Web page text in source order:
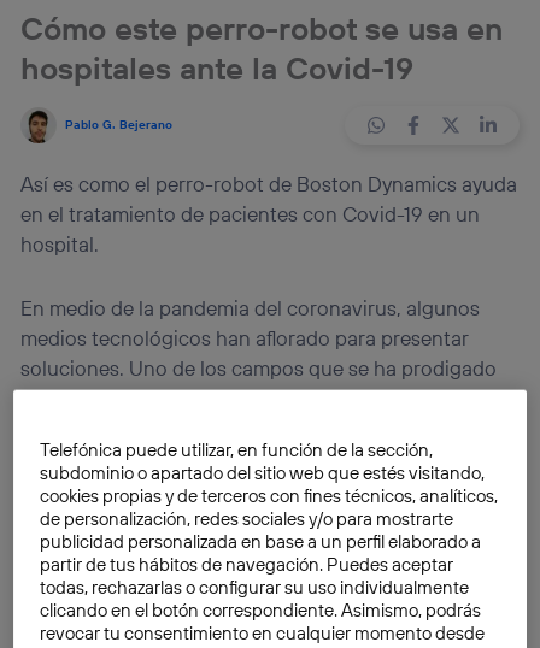
Cómo este perro-robot se usa en
hospitales ante la Covid-19
Pablo G. Bejerano
Así es como el perro-robot de Boston Dynamics ayuda
en el tratamiento de pacientes con Covid-19 en un
hospital.
En medio de la pandemia del coronavirus, algunos
medios tecnológicos han aflorado para presentar
soluciones. Uno de los campos que se ha prodigado
en estas últimas semanas es la robótica. Conseguir
este cometido a las personas, que se pueden dedicar
a otras tareas donde resultan más imprescindibles. Así
se emplea el perro-robot de Boston Dynamics.
Esta curiosa máquina, con forma de animal
cuadrúpedo, más concretamente un cánido, ya se usa
en el Brigham And Women’s Hospital of Harvard
Telefónica puede utilizar, en función de la sección,
subdominio o apartado del sitio web que estés visitando,
cookies propias y de terceros con fines técnicos, analíticos,
de personalización, redes sociales y/o para mostrarte
publicidad personalizada en base a un perfil elaborado a
partir de tus hábitos de navegación. Puedes aceptar
todas, rechazarlas o configurar su uso individualmente
clicando en el botón correspondiente. Asimismo, podrás
revocar tu consentimiento en cualquier momento desde